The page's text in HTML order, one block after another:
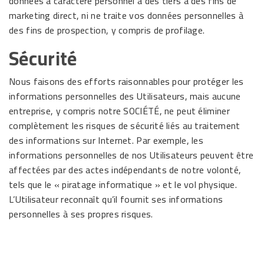
marketing direct, ni ne traite vos données personnelles à
des fins de prospection, y compris de profilage.
Sécurité
Nous faisons des efforts raisonnables pour protéger les
informations personnelles des Utilisateurs, mais aucune
entreprise, y compris notre SOCIÉTÉ, ne peut éliminer
complètement les risques de sécurité liés au traitement
des informations sur Internet. Par exemple, les
informations personnelles de nos Utilisateurs peuvent être
affectées par des actes indépendants de notre volonté,
tels que le « piratage informatique » et le vol physique.
L’Utilisateur reconnaît qu’il fournit ses informations
personnelles à ses propres risques.